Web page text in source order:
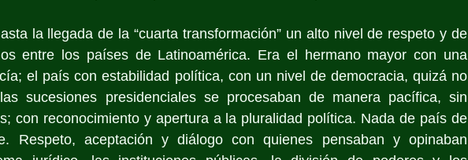
la llegada de la “cuarta transformación” un alto nivel de respeto y de
entre los países de Latinoamérica. Era el hermano mayor con una
el país con estabilidad política, con un nivel de democracia, quizá no
sucesiones presidenciales se procesaban de manera pacífica, sin
con reconocimiento y apertura a la pluralidad política. Nada de país de
Respeto, aceptación y diálogo con quienes pensaban y opinaban